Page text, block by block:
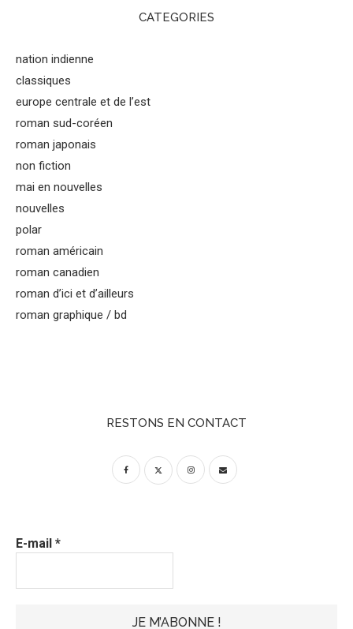
CATEGORIES
nation indienne
classiques
europe centrale et de l’est
roman sud-coréen
roman japonais
non fiction
mai en nouvelles
nouvelles
polar
roman américain
roman canadien
roman d’ici et d’ailleurs
roman graphique / bd
RESTONS EN CONTACT
E-mail *